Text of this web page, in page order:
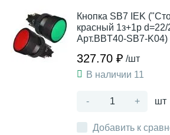
Добавить к
Кнопка SB7 IEK
красный 1з+1р
Арт.BBT40-SB7-K04)
327.70 ₽ /шт
В наличии 11
- + шт